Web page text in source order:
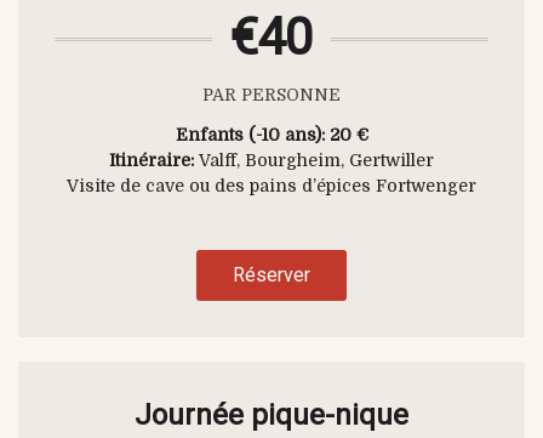
€40
PAR PERSONNE
Enfants (-10 ans): 20 €
Itinéraire: Valff, Bourgheim, Gertwiller
Visite de cave ou des pains d’épices Fortwenger
Réserver
Journée pique-nique